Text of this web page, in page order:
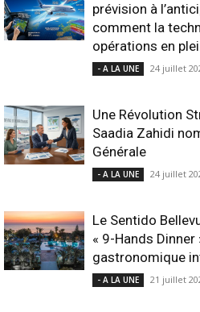
prévision à
comment la
opérations en
- A LA UNE 24 juillet
Une Révolution
Saadia Zahidi
Générale
- A LA UNE 24 juillet
Le Sentido
« 9-Hands Dinner
gastronomique
- A LA UNE 21 juillet